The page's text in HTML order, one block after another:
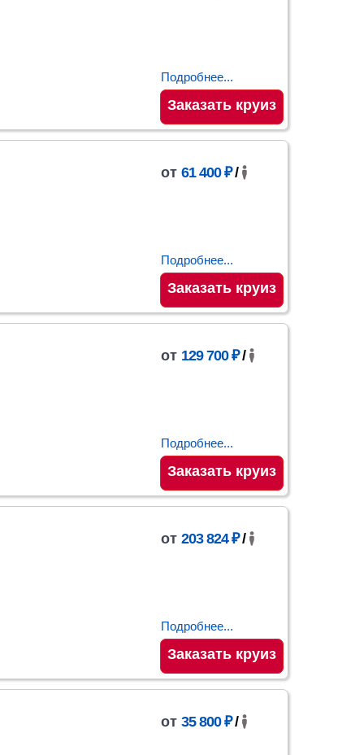
Подробнее...
Заказать круиз
от 61 400 ₽/
Подробнее...
Заказать круиз
от 129 700 ₽/
Подробнее...
Заказать круиз
от 203 824 ₽/
Подробнее...
Заказать круиз
от 35 800 ₽/